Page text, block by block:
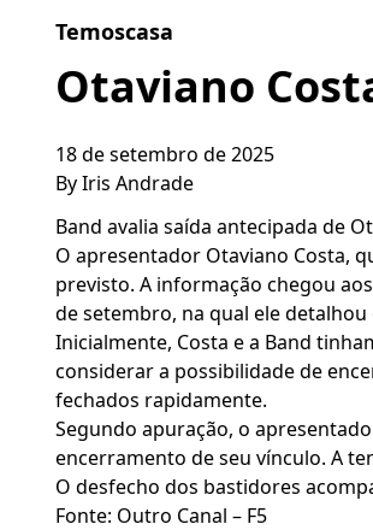
Temoscasa
Otaviano
18 de setembro de 2025
ByIris Andrade
Band avalia saída antecipada de
O apresentador Otaviano Costa,
previsto. A informação chegou
de setembro, na qual ele detalhou
Inicialmente, Costa e a Band
considerar a possibilidade de
fechados rapidamente.
Segundo apuração, o
encerramento de seu vínculo. A
O desfecho dos bastidores
Fonte: Outro Canal – F5